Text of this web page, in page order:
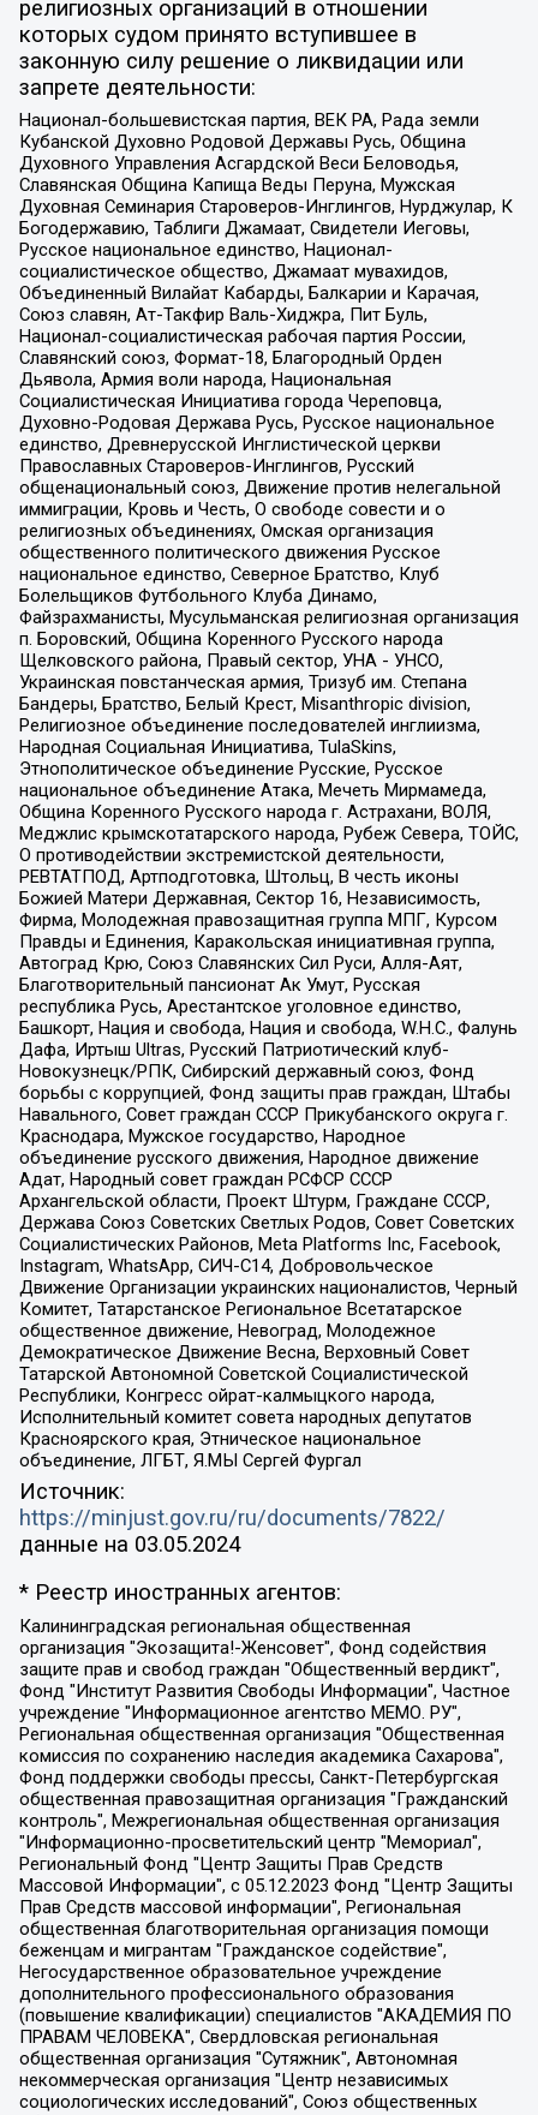
религиозных организаций в отношении
которых судом принято вступившее в
законную силу решение о ликвидации или
запрете деятельности:
Национал-большевистская партия, ВЕК РА, Рада земли
Кубанской Духовно Родовой Державы Русь, Община
Духовного Управления Асгардской Веси Беловодья,
Славянская Община Капища Веды Перуна, Мужская
Духовная Семинария Староверов-Инглингов, Нурджулар, К
Богодержавию, Таблиги Джамаат, Свидетели Иеговы,
Русское национальное единство, Национал-
социалистическое общество, Джамаат мувахидов,
Объединенный Вилайат Кабарды, Балкарии и Карачая,
Союз славян, Ат-Такфир Валь-Хиджра, Пит Буль,
Национал-социалистическая рабочая партия России,
Славянский союз, Формат-18, Благородный Орден
Дьявола, Армия воли народа, Национальная
Социалистическая Инициатива города Череповца,
Духовно-Родовая Держава Русь, Русское национальное
единство, Древнерусской Инглистической церкви
Православных Староверов-Инглингов, Русский
общенациональный союз, Движение против нелегальной
иммиграции, Кровь и Честь, О свободе совести и о
религиозных объединениях, Омская организация
общественного политического движения Русское
национальное единство, Северное Братство, Клуб
Болельщиков Футбольного Клуба Динамо,
Файзрахманисты, Мусульманская религиозная организация
п. Боровский, Община Коренного Русского народа
Щелковского района, Правый сектор, УНА - УНСО,
Украинская повстанческая армия, Тризуб им. Степана
Бандеры, Братство, Белый Крест, Misanthropic division,
Религиозное объединение последователей инглиизма,
Народная Социальная Инициатива, TulaSkins,
Этнополитическое объединение Русские, Русское
национальное объединение Атака, Мечеть Мирмамеда,
Община Коренного Русского народа г. Астрахани, ВОЛЯ,
Меджлис крымскотатарского народа, Рубеж Севера, ТОЙС,
О противодействии экстремистской деятельности,
РЕВТАТПОД, Артподготовка, Штольц, В честь иконы
Божией Матери Державная, Сектор 16, Независимость,
Фирма, Молодежная правозащитная группа МПГ, Курсом
Правды и Единения, Каракольская инициативная группа,
Автоград Крю, Союз Славянских Сил Руси, Алля-Аят,
Благотворительный пансионат Ак Умут, Русская
республика Русь, Арестантское уголовное единство,
Башкорт, Нация и свобода, Нация и свобода, W.H.С., Фалунь
Дафа, Иртыш Ultras, Русский Патриотический клуб-
Новокузнецк/РПК, Сибирский державный союз, Фонд
борьбы с коррупцией, Фонд защиты прав граждан, Штабы
Навального, Совет граждан СССР Прикубанского округа г.
Краснодара, Мужское государство, Народное
объединение русского движения, Народное движение
Адат, Народный совет граждан РСФСР СССР
Архангельской области, Проект Штурм, Граждане СССР,
Держава Союз Советских Светлых Родов, Совет Советских
Социалистических Районов, Meta Platforms Inc, Facebook,
Instagram, WhatsApp, СИЧ-С14, Добровольческое
Движение Организации украинских националистов, Черный
Комитет, Татарстанское Региональное Всетатарское
общественное движение, Невоград, Молодежное
Демократическое Движение Весна, Верховный Совет
Татарской Автономной Советской Социалистической
Республики, Конгресс ойрат-калмыцкого народа,
Исполнительный комитет совета народных депутатов
Красноярского края, Этническое национальное
объединение, ЛГБТ, Я.МЫ Сергей Фургал
Источник:
https://minjust.gov.ru/ru/documents/7822/
данные на 03.05.2024
* Реестр иностранных агентов:
Калининградская региональная общественная организация "Экозащита!-Женсовет", Фонд содействия защите прав и свобод граждан "Общественный вердикт", Фонд "Институт Развития Свободы Информации", Частное учреждение "Информационное агентство МЕМО. РУ", Региональная общественная организация "Общественная комиссия по сохранению наследия академика Сахарова", Фонд поддержки свободы прессы, Санкт-Петербургская общественная правозащитная организация "Гражданский контроль", Межрегиональная общественная организация "Информационно-просветительский центр "Мемориал", Региональный Фонд "Центр Защиты Прав Средств Массовой Информации", с 05.12.2023 Фонд "Центр Защиты Прав Средств массовой информации", Региональная общественная благотворительная организация помощи беженцам и мигрантам "Гражданское содействие", Негосударственное образовательное учреждение дополнительного профессионального образования (повышение квалификации) специалистов "АКАДЕМИЯ ПО ПРАВАМ ЧЕЛОВЕКА", Свердловская региональная общественная организация "Сутяжник", Автономная некоммерческая организация "Центр независимых социологических исследований", Союз общественных объединений "Российский исследовательский центр по правам человека", Региональное общественное учреждение научно-информационный центр "МЕМОРИАЛ", Некоммерческая организация "Фонд защиты гласности", Автономная некоммерческая организация "Институт прав человека", Городская общественная организация "Екатеринбургское общество "МЕМОРИАЛ", Городская общественная организация "Рязанское историко-просветительское и правозащитное общество "Мемориал" (Рязанский Мемориал), Челябинский региональный орган общественной самодеятельности – женское общественное объединение "Женщины Евразии", Челябинский региональный орган общественной самодеятельности "Уральская правозащитная группа", Фонд содействия защите здоровья и социальной справедливости имени Андрея Рылькова, Автономная Некоммерческая Организация "Аналитический Центр Юрия Левады", Автономная некоммерческая организация социальной поддержки населения "Проект Апрель", Региональная общественная организация помощи женщинам и детям, находящимся в кризисной ситуации "Информационно-методический центр "Анна", Фонд содействия развитию массовых коммуникаций и правовому просвещению "Так-так-Так", Фонд содействия устойчивому развитию "Серебряная тайга", Свердловский региональный общественный фонд социальных проектов "Новое время", "Idel.Реалии", Кавказ.Реалии, Крым.Реалии, Телеканал Настоящее Время, Татаро-башкирская служба Радио Свобода (Azatliq Radiosi), Радио Свободная Европа/Радио Свобода (PCE/PC), "Сибирь.Реалии", "Фактограф", Благотворительный фонд помощи осужденным и их семьям, Автономная некоммерческая организация "Институт глобализации и социальных движений", Фонд "В защиту прав заключенных", Частное учреждение "Центр поддержки и содействия развитию средств массовой информации", Пензенский региональный общественный благотворительный фонд "Гражданский союз", "Север.Реалии", Некоммерческая организация Фонд "Правовая инициатива", Общество с ограниченной ответственностью "Радио Свободная Европа/Радио Свобода", Чешское информационное агентство "MEDIUM-ORIENT", Красноярская региональная общественная организация "Мы против СПИДа", Камалягин Денис Николаевич, Маркелов Сергей Евгеньевич, Пономарев Лев Александрович, Савицкая Людмила Алексеевна, Автономная некоммерческая организация "Центр по работе с проблемой насилия "НАСИЛИЮ.НЕТ", Межрегиональный профессиональный союз работников здравоохранения "Альянс врачей", Юридическое лицо, зарегистрированное в Латвийской Республике, SIA "Medusa Project" (регистрационный номер 40103797863, дата регистрации 10.06.2014), Некоммерческая организация "Фонд по борьбе с коррупцией", Автономная некоммерческая организация "Институт права и публичной политики", Баданин Роман Сергеевич, Гликин Максим Александрович, Железнова Мария Михайловна, Лукьянова Юлия Сергеевна, Маетная Елизавета Витальевна, Маняхин Петр Борисович, Чуракова Ольга Владимировна, Ярош Юлия Петровна, Юридическое лицо "The Insider SIA", зарегистрированное в Риге, Латвийская Республика (дата регистрации 26.06.2015), являющееся администратором доменного имени интернет-издания "The Insider SIA", https://theins.ru, Постернак Алексей Евгеньевич, Рубин Михаил Аркадьевич, Анин Роман Александрович, Юридическое лицо Istories fonds, зарегистрированное в Латвийской Республике (регистрационный номер 50008295751, дата регистрации 24.02.2020), Великовский Дмитрий Александрович, Долинина Ирина Николаевна, Мароховская Алеся Алексеевна, Шлейнов Роман Юрьевич, Шмагун Олеся Валентиновна, Общество с ограниченной ответственностью "Альтаир 2021", Общество с ограниченной ответственностью "Вега 2021", Общество с ограниченной ответственностью "Главный редактор 2021", Общество с ограниченной ответственностью "Ромашки монолит", Важенков Артем Валерьевич, Ивановская областная общественная организация "Центр гендерных исследований", Гурман Юрий Альбертович, Медиапроект "ОВД-Инфо", Егоров Владимир Владимирович, Жилинский Владимир Александрович, Общество с ограниченной ответственностью "ЗП", Иванова София Юрьевна, Карезина Инна Павловна, Кильтау Екатерина Викторовна, Петров Алексей Викторович, Пискунов Сергей Евгеньевич, Смирнов Сергей Сергеевич, Тихонов Михаил Сергеевич, Общество с ограниченной ответственностью "ЖУРНАЛИСТ-ИНОСТРАННЫЙ АГЕНТ", Арапова Галина Юрьевна, Вольтская Татьяна Анатольевна, Американская компания "Mason G.E.S. Anonymous Foundation" (США), являющаяся владельцем интернет-издания https://mnews.world/, Компания "Stichting Bellingcat", зарегистрированная в Нидерландах (дата регистрации 11.07.2018), Захаров Андрей Вячеславович, Клепиковская Екатерина Дмитриевна, Общество с ограниченной ответственностью "МЕМО", Перл Роман Александрович, Симонов Евгений Алексеевич, Соловьева Елена Анатольевна, Сотников Даниил Владимирович, Сурначева Елизавета Дмитриевна, Автономная некоммерческая организация по защите прав человека и информированию населения "Якутия – Наше Мнение", Общество с ограниченной ответственностью "Москоу диджитал медиа", с 26.01.2023 Общество с ограниченной ответственностью "Чайка Белые сады", Ветошкина Валерия Валерьевна, Заговора Максим Александрович, Межрегиональное общественное движение "Российская ЛГБТ - сеть", Оленичев Максим Владимирович, Павлов Иван Юрьевич, Скворцова Елена Сергеевна, Общество с ограниченной ответственностью "Как бы инагент", Кочетков Игорь Викторович, Общество с ограниченной ответственностью "Честные выборы", Еланчик Олег Александрович, Общество с ограниченной ответственностью "Нобелевский призыв", Гималова Регина Эмилевна, Григорьев Андрей Валерьевич, Григорьева Алина Александровна, Ассоциация по содействию защите прав призывников, альтернативнослужащих и военнослужащих "Правозащитная группа "Гражданин.Армия.Право", Хисамова Регина Фаритовна, Автономная некоммерческая организация по реализации социально-правовых программ "Лилит", Дальневосточное общественное движение "Маяк", Санкт-Петербургская ЛГБТ-инициативная группа "Выход", Инициативная группа ЛГБТ+ "Реверс", Алексеев Андрей Викторович, Бекбулатова Таисия Львовна, Беляев Иван Михайлович, Владыкина Елена Сергеевна, Гельман Марат Александрович, Никульшина Вероника Юрьевна, Толоконникова Надежда Андреевна, Шендерович Виктор Анатольевич, Общество с ограниченной ответственностью "Данное сообщение", Общество с ограниченной ответственностью Издательский дом "Новая глава", Айнбиндер Александра Александровна, Московский комьюнити-центр для ЛГБТ+инициатив, Благотворительный фонд развития филантропии, Deutsche Welle (Германия, Kurt-Schumacher-Strasse 3, 53113 Bonn), Борзунова Мария Михайловна, Воробьев Виктор Викторович, Голубева Анна Львовна, Константинова Алла Михайловна, Малкова Ирина Владимировна, Мурадов Мурад Абдулгалимович, Осетинская Елизавета Николаевна, Понасенков Евгений Николаевич, Ганапольский Матвей Юрьевич, Киселев Евгений Алексеевич, Борухович Ирина Григорьевна, Дремин Иван Тимофеевич, Дубровский Дмитрий Викторович, Красноярская региональная общественная организация поддержки и развития альтернативных образовательных технологий и межкультурных коммуникаций "ИНТЕРРА", Маяковская Екатерина Алексеевна, Фейгин Марк Захарович, Филимонов Андрей Викторович, Дзугкоева Регина Николаевна, Доброхотов Роман Александрович, Дудь Юрий Александрович, Елкин Сергей Владимирович, Кругликов Кирилл Игоревич, Сабунаева Мария Леонидовна, Семенов Алексей Владимирович, Шаинян Карен Багратович, Шульман Екатерина Михайловна, Асафьев Артур Валерьевич, Вахштайн Виктор Семенович, Венедиктов Алексей Алексеевич, Лушникова Екатерина Евгеньевна, Волков Леонид Михайлович, Невзоров Александр Глебович, Пархоменко Сергей Борисович, Сироткин Ярослав Николаевич, Кара-Мурза Владимир Владимирович, Баранова Наталья Владимировна, Гозман Леонид Яковлевич, Кагарлицкий Борис Юльевич, Климарев Михаил Валерьевич, Милов Владимир Станиславович, Автономная некоммерческая организация Краснодарский центр современного искусства "Типография", Моргенштерн Алишер Тагирович, Соболь Любовь Эдуардовна, Общество с ограниченной ответственностью "ЛИЗА НОРМ", Каспаров Гарри Кимович, Ходорковский Михаил Борисович, Общество с ограниченной ответственностью "Апрельские тезисы", Данилович Ирина Брониславовна, Кашин Олег Владимирович, Петров Николай Владимирович, Пивоваров Алексей Владимирович, Соколов Михаил Владимирович, Цветкова Юлия Владимировна, Чичваркин Евгений Александрович, Комитет против пыток/Команда против пыток, Общество с ограниченной ответственностью "Первый научный", Общество с ограниченной ответственностью "Вертолет и ко", Белоцерковская Вероника Борисовна, Кац Максим Евгеньевич, Лазарева Татьяна Юрьевна, Шаведдинов Руслан Табризович, Яшин Илья Валерьевич, Общество с ограниченной ответственностью "Иноагент ААВ", Алешковский Дмитрий Петрович, Альбац Евгения Марковна, Быков Дмитрий Львович, Галямина Юлия Евгеньевна, Лойко Сергей Леонидович, Мартынов Кирилл Константинович, Медведев Сергей Александрович, Крашенинников Федор Геннадиевич, Гордеева Катерина Вл